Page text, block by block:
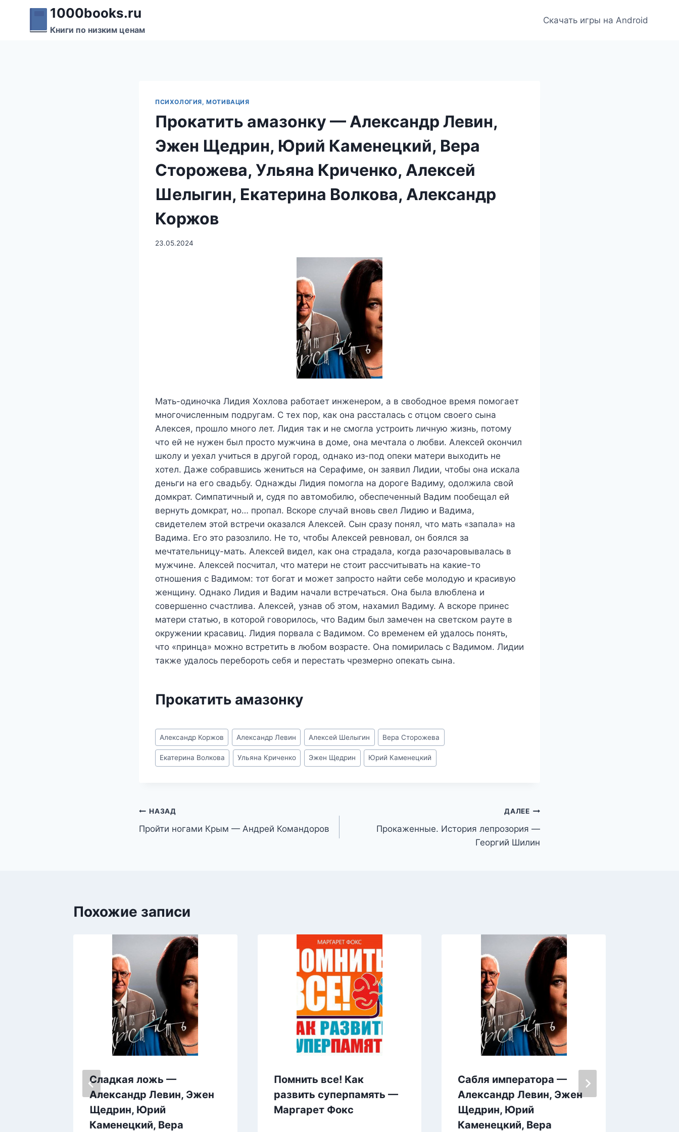
Перейти
содержимому
1000books.ru
Книги по низким ценам
Скачать игры на Android
ПСИХОЛОГИЯ, МОТИВАЦИЯ
Прокатить амазонку — Александр Левин,
Эжен Щедрин, Юрий Каменецкий, Вера
Сторожева, Ульяна Криченко, Алексей
Шелыгин, Екатерина Волкова, Александр
Коржов
23.05.2024
Мать-одиночка Лидия Хохлова работает инженером, а в свободное время помогает
многочисленным подругам. С тех пор, как она рассталась с отцом своего сына
Алексея, прошло много лет. Лидия так и не смогла устроить личную жизнь, потому
что ей не нужен был просто мужчина в доме, она мечтала о любви. Алексей окончил
школу и уехал учиться в другой город, однако из-под опеки матери выходить не
хотел. Даже собравшись жениться на Серафиме, он заявил Лидии, чтобы она искала
деньги на его свадьбу. Однажды Лидия помогла на дороге Вадиму, одолжила свой
домкрат. Симпатичный и, судя по автомобилю, обеспеченный Вадим пообещал ей
вернуть домкрат, но… пропал. Вскоре случай вновь свел Лидию и Вадима,
свидетелем этой встречи оказался Алексей. Сын сразу понял, что мать «запала» на
Вадима. Его это разозлило. Не то, чтобы Алексей ревновал, он боялся за
мечтательницу-мать. Алексей видел, как она страдала, когда разочаровывалась в
мужчине. Алексей посчитал, что матери не стоит рассчитывать на какие-то
отношения с Вадимом: тот богат и может запросто найти себе молодую и красивую
женщину. Однако Лидия и Вадим начали встречаться. Она была влюблена и
совершенно счастлива. Алексей, узнав об этом, нахамил Вадиму. А вскоре принес
матери статью, в которой говорилось, что Вадим был замечен на светском рауте в
окружении красавиц. Лидия порвала с Вадимом. Со временем ей удалось понять,
что «принца» можно встретить в любом возрасте. Она помирилась с Вадимом. Лидии
также удалось перебороть себя и перестать чрезмерно опекать сына.
Прокатить амазонку
Метки
записи:
Александр Коржов Александр Левин Алексей Шелыгин Вера Сторожева
Екатерина Волкова Ульяна Криченко Эжен Щедрин Юрий Каменецкий
Навигация
по
НАЗАД
Пройти ногами Крым — Андрей Командоров
ДАЛЕЕ
Прокаженные. История лепрозория —
Георгий Шилин
Похожие записи
Сладкая ложь —
Александр Левин, Эжен
Щедрин, Юрий
Каменецкий, Вера
Помнить все! Как
развить суперпамять —
Маргарет Фокс
Сабля императора —
Александр Левин, Эжен
Щедрин, Юрий
Каменецкий, Вера